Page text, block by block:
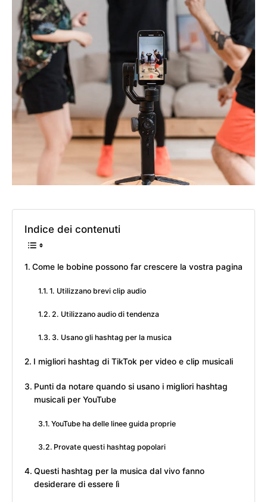
Indice dei contenuti
Come le bobine possono far crescere la vostra pagina
1. Utilizzano brevi clip audio
2. Utilizzano audio di tendenza
3. Usano gli hashtag per la musica
I migliori hashtag di TikTok per video e clip musicali
Punti da notare quando si usano i migliori hashtag
musicali per YouTube
YouTube ha delle linee guida proprie
Provate questi hashtag popolari
Questi hashtag per la musica dal vivo fanno
desiderare di essere lì